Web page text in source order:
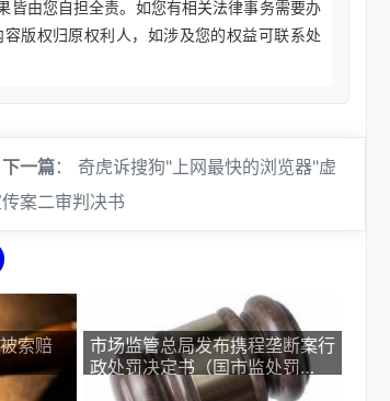
皆由您自担全责。如您有相关法律事务需要办
版权归原权利人，如涉及您的权益可联系处
下一篇： 奇虎诉搜狗"上网最快的浏览器"虚
案二审判决书
索赔
市场监管总局发布携程垄断案行
政处罚决定书（国市监处罚
〔2026〕29号）